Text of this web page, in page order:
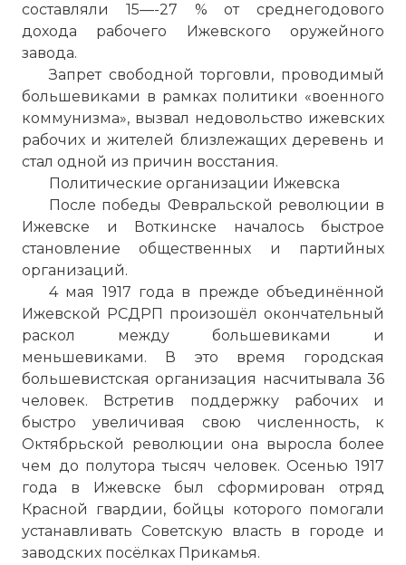
составляли 15—-27 % от среднегодового
дохода рабочего Ижевского оружейного
завода.
Запрет свободной торговли, проводимый
большевиками в рамках политики «военного
коммунизма», вызвал недовольство ижевских
рабочих и жителей близлежащих деревень и
стал одной из причин восстания.
Политические организации Ижевска
После победы Февральской революции в
Ижевске и Воткинске началось быстрое
становление общественных и партийных
организаций.
4 мая 1917 года в прежде объединённой
Ижевской РСДРП произошёл окончательный
раскол между большевиками и
меньшевиками. В это время городская
большевистская организация насчитывала 36
человек. Встретив поддержку рабочих и
быстро увеличивая свою численность, к
Октябрьской революции она выросла более
чем до полутора тысяч человек. Осенью 1917
года в Ижевске был сформирован отряд
Красной гвардии, бойцы которого помогали
устанавливать Советскую власть в городе и
заводских посёлках Прикамья.